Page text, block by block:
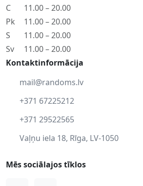
C
11.00 – 20.00
Pk
11.00 – 20.00
S
11.00 – 20.00
Sv
11.00 – 20.00
Kontaktinformācija
mail@randoms.lv
+371 67225212
+371 29522565
Vaļņu iela 18, Rīga, LV-1050
Mēs sociālajos tīklos